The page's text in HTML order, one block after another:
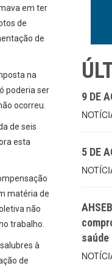
em ter
de
de
na
poderia ser
ocorreu.
de seis
esta
matéria de
não
trabalho.
à
de
9 DE
5 DE